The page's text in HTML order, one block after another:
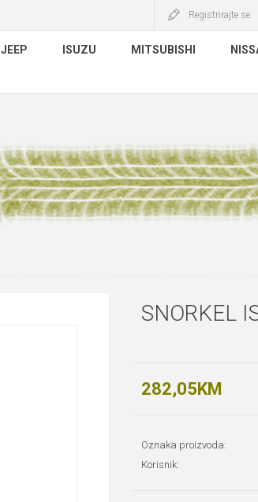
Registrirajte se
JEEP ISUZU MITSUBISHI
SNORKEL
282,05KM
Oznaka proizvoda:
Korisnik: